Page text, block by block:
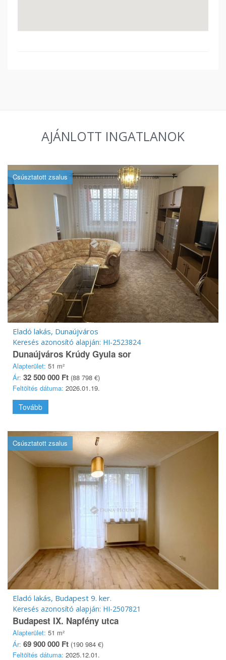
AJÁNLOTT INGATLANOK
Csúsztatott zsalus
Eladó lakás, Dunaújváros
Keresés azonosító alapján: HI-2523824
Dunaújváros Krúdy Gyula sor
Alapterület: 51 m²
Ár: 32 500 000 Ft (88 798 €)
Feltöltés dátuma: 2026.01.19.
Tovább
Csúsztatott zsalus
Eladó lakás, Budapest 9. ker.
Keresés azonosító alapján: HI-2507821
Budapest IX. Napfény utca
Alapterület: 51 m²
Ár: 69 900 000 Ft (190 984 €)
Feltöltés dátuma: 2025.12.01.